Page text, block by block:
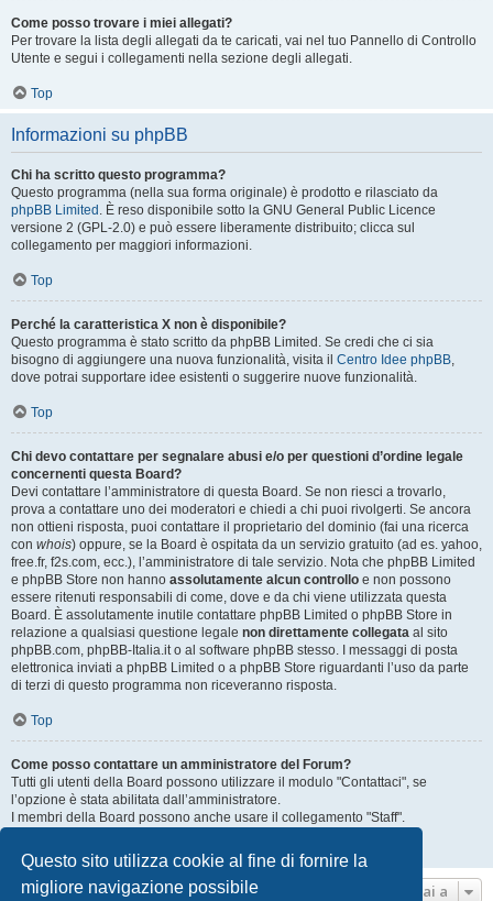
Questo sito utilizza cookie al fine di fornire la
migliore navigazione possibile
Come posso trovare i miei allegati?
Per trovare la lista degli allegati da te caricati, vai nel tuo Pannello di Controllo
Utente e segui i collegamenti nella sezione degli allegati.
Top
Informazioni su phpBB
Chi ha scritto questo programma?
Questo programma (nella sua forma originale) è prodotto e rilasciato da
phpBB Limited . È reso disponibile sotto la GNU General Public Licence
versione 2 (GPL-2.0) e può essere liberamente distribuito; clicca sul
collegamento per maggiori informazioni.
Top
Perché la caratteristica X non è disponibile?
Questo programma è stato scritto da phpBB Limited. Se credi che ci sia
bisogno di aggiungere una nuova funzionalità, visita il Centro Idee phpBB,
dove potrai supportare idee esistenti o suggerire nuove funzionalità.
Top
Chi devo contattare per segnalare abusi e/o per questioni d’ordine legale
concernenti questa Board?
Devi contattare l’amministratore di questa Board. Se non riesci a trovarlo,
prova a contattare uno dei moderatori e chiedi a chi puoi rivolgerti. Se ancora
non ottieni risposta, puoi contattare il proprietario del dominio (fai una ricerca
con whois) oppure, se la Board è ospitata da un servizio gratuito (ad es. yahoo,
free.fr, f2s.com, ecc.), l’amministratore di tale servizio. Nota che phpBB Limited
e phpBB Store non hanno assolutamente alcun controllo e non possono
essere ritenuti responsabili di come, dove e da chi viene utilizzata questa
Board. È assolutamente inutile contattare phpBB Limited o phpBB Store in
relazione a qualsiasi questione legale non direttamente collegata al sito
phpBB.com, phpBB-Italia.it o al software phpBB stesso. I messaggi di posta
elettronica inviati a phpBB Limited o a phpBB Store riguardanti l’uso da parte
di terzi di questo programma non riceveranno risposta.
Top
Come posso contattare un amministratore del Forum?
Tutti gli utenti della Board possono utilizzare il modulo "Contattaci", se
l’opzione è stata abilitata dall’amministratore.
I membri della Board possono anche usare il collegamento "Staff".
Top
Vai a